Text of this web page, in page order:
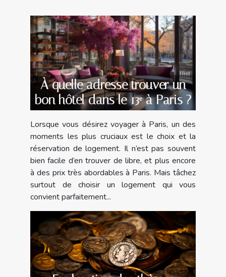
À quelle adresse trouver un
bon hôtel dans le 13ᵉ à Paris ?
Lorsque vous désirez voyager à Paris, un des
moments les plus cruciaux est le choix et la
réservation de logement. Il n’est pas souvent
bien facile d’en trouver de libre, et plus encore
à des prix très abordables à Paris. Mais tâchez
surtout de choisir un logement qui vous
convient parfaitement...